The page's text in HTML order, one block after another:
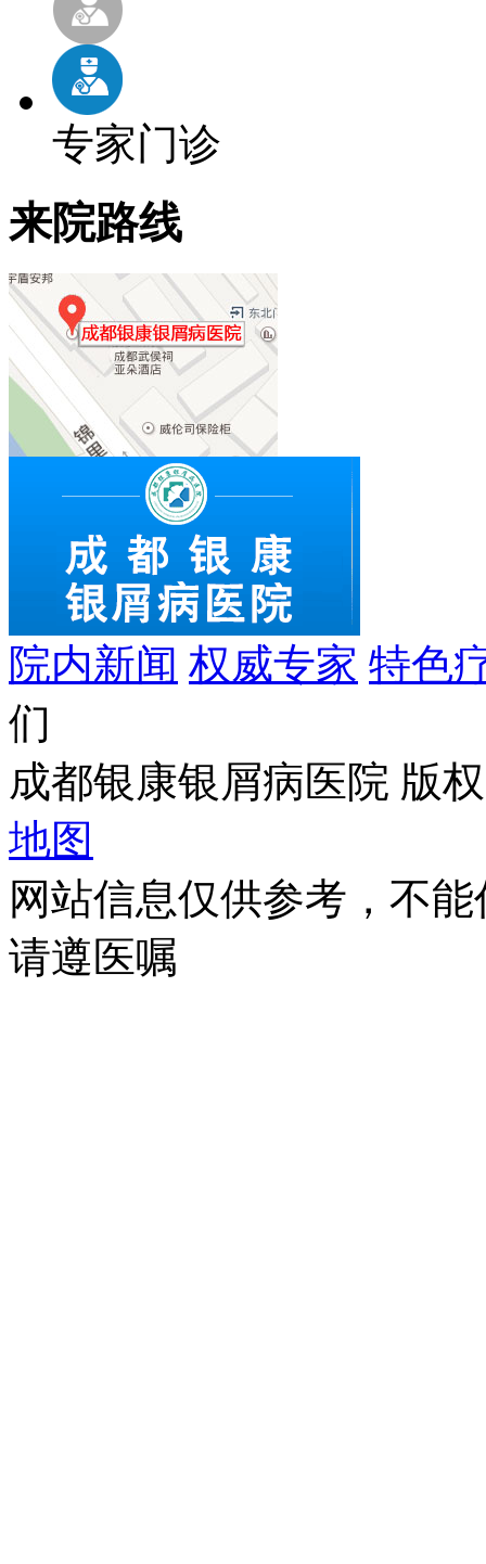
专家门诊
来院路线
院内新闻 权威专家 特色
们
成都银康银屑病医院 版
地图
网站信息仅供参考，不
请遵医嘱